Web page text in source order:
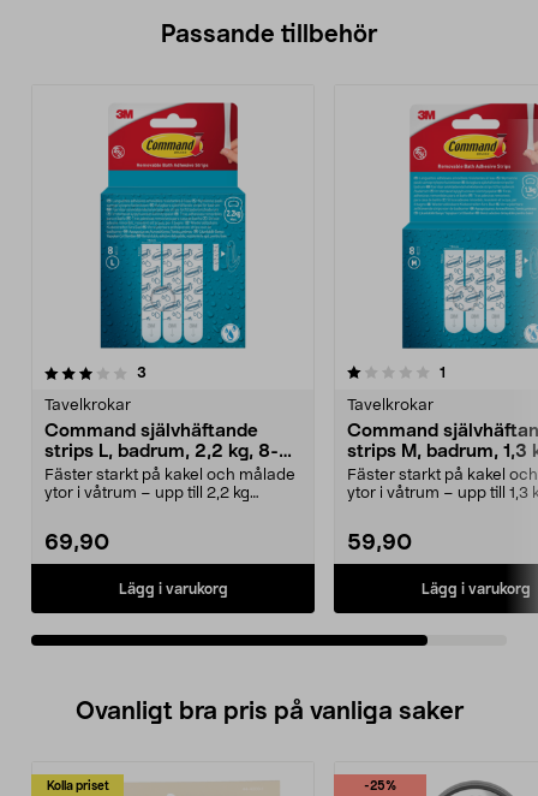
Passande tillbehör
3
Tavelkrokar
Command självhäftande
strips L, badrum, 2,2 kg, 8-
pack
Fäster starkt på kakel och målade
ytor i våtrum – upp till 2,2 kg
69,90
Lägg i varukorg
1.0av 5 stjärnor 1
Tavelkrokar
Command
strips M, badrum, 1,3
pack
Fäster starkt på kakel
ytor i våtrum – upp till 1,3
59,90
Lägg i varukorg
Ovanligt bra pris på vanliga saker
Kolla priset -25%